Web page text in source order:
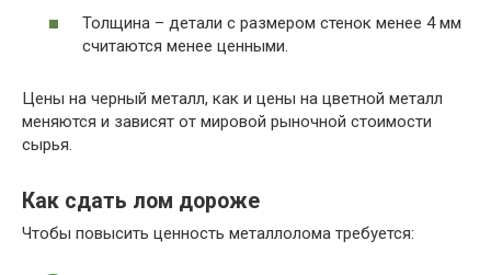
Толщина – детали с размером стенок менее 4 мм
считаются менее ценными.
Цены на черный металл, как и цены на цветной металл
меняются и зависят от мировой рыночной стоимости
сырья.
Как сдать лом дороже
Чтобы повысить ценность металлолома требуется: